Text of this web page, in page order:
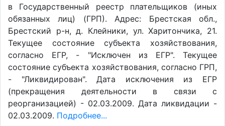
в Государственный реестр плательщиков (иных
обязанных лиц) (ГРП). Адрес: Брестская обл.,
Брестский р-н, д. Клейники, ул. Харитончика, 21.
Текущее состояние субъекта хозяйствования,
согласно ЕГР, - "Исключен из ЕГР". Текущее
состояние субъекта хозяйствования, согласно ГРП,
- "Ликвидирован". Дата исключения из ЕГР
(прекращения деятельности в связи с
реорганизацией) - 02.03.2009. Дата ликвидации -
02.03.2009. Подробнее...